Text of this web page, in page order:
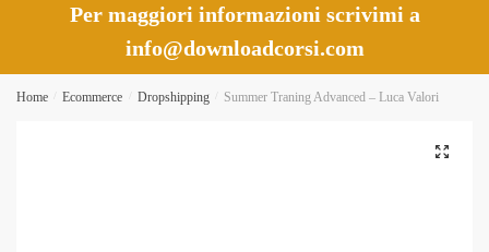
Per maggiori informazioni scrivimi a
info@downloadcorsi.com
Home Ecommerce Dropshipping Summer Traning Advanced – Luca Valori